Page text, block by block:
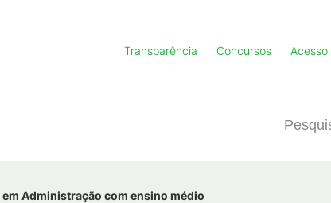
Transparência Concursos
Administração com ensino médio